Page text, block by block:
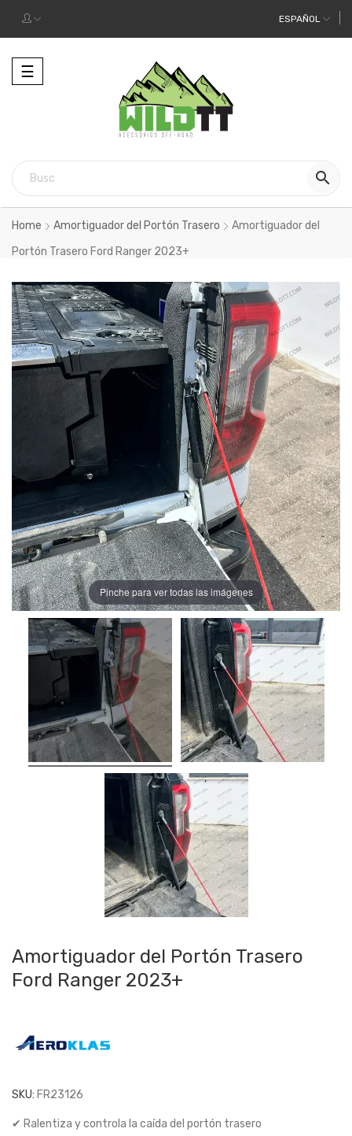
ESPAÑOL
Alternar
la
☰

Home Amortiguador del Portón Trasero
Amortiguador del
Portón Trasero Ford Ranger 2023+
Pinche para ver todas las imágenes
Amortiguador del Portón Trasero
Ford Ranger 2023+
SKU: FR23126
✔ Ralentiza y controla la caída del portón trasero